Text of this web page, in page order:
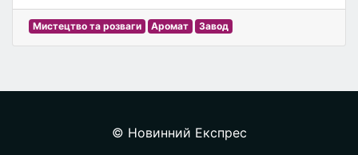
Мистецтво та розваги Аромат Завод
© Новинний Експрес